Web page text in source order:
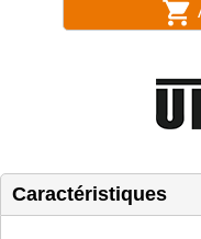
Caractéristiques